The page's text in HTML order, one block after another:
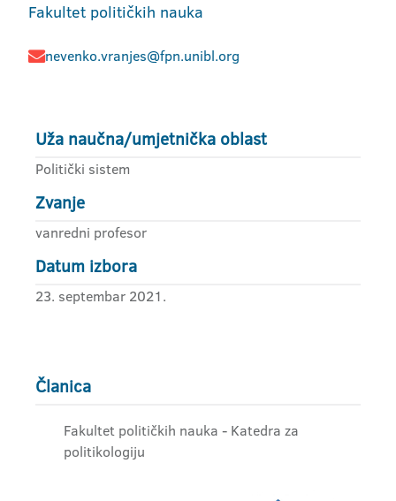
Fakultet političkih nauka
nevenko.vranjes@fpn.unibl.org
Uža naučna/umjetnička oblast
Politički sistem
Zvanje
vanredni profesor
Datum izbora
23. septembar 2021.
Članica
Fakultet političkih nauka - Katedra za
politikologiju